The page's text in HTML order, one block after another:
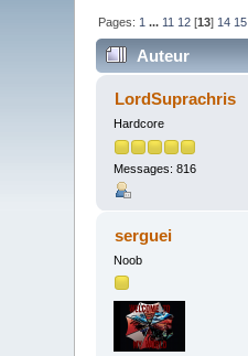
Pages: 1 ... 11 12 [13] 14 15
Auteur
LordSuprachris
Hardcore
Messages: 816
serguei
Noob